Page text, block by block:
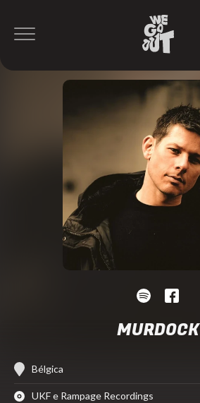
MURDOCK
Bélgica
UKF e Rampage Recordings